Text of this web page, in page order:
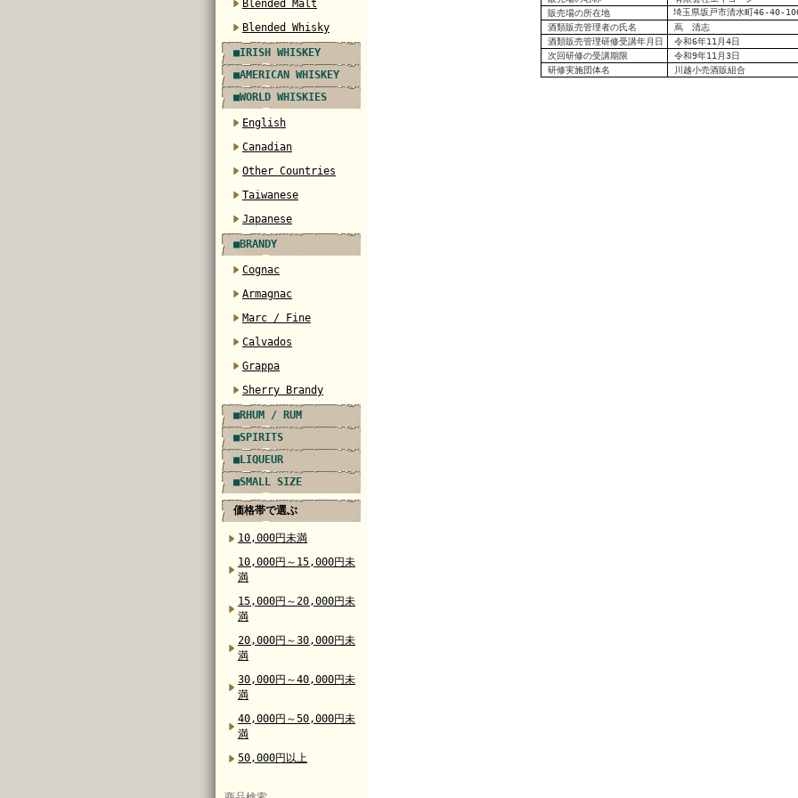
Blended Malt
Blended Whisky
■IRISH WHISKEY
■AMERICAN WHISKEY
■WORLD WHISKIES
English
Canadian
Other Countries
Taiwanese
Japanese
■BRANDY
Cognac
Armagnac
Marc / Fine
Calvados
Grappa
Sherry Brandy
■RHUM / RUM
■SPIRITS
■LIQUEUR
■SMALL SIZE
価格帯で選ぶ
10,000円未満
10,000円～15,000円未
満
15,000円～20,000円未
満
20,000円～30,000円未
満
30,000円～40,000円未
満
40,000円～50,000円未
満
50,000円以上
販売場の所在地
埼玉県坂戸市清水町46-40-
酒類販売管理者の氏名
蔦 清志
酒類販売管理研修受講年月日
令和6年11月4日
次回研修の受講期限
令和9年11月3日
研修実施団体名
川越小売酒販組合